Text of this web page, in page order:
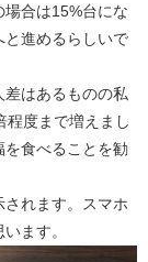
合は15%台にな
と進めるらしいで
はあるものの私
程度まで増えまし
を食べることを勧
れます。スマホ
ます。